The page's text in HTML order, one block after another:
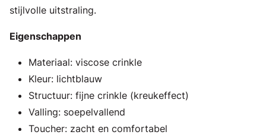
stijlvolle uitstraling.
Eigenschappen
Materiaal: viscose crinkle
Kleur: lichtblauw
Structuur: fijne crinkle (kreukeffect)
Valling: soepelvallend
Toucher: zacht en comfortabel